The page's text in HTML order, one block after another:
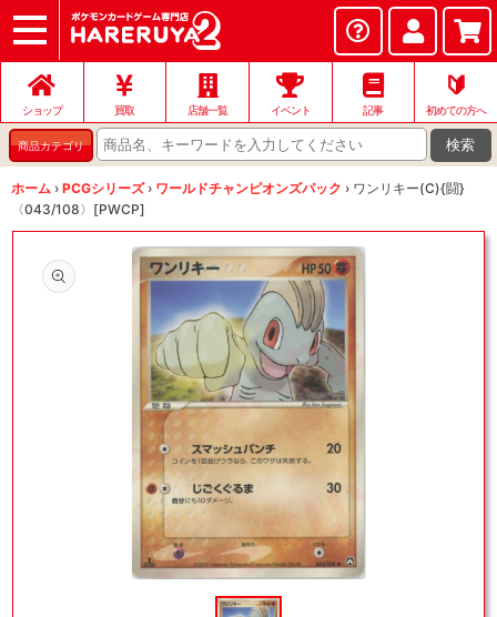
ショップ
店頭買取
ネット買取
店舗一覧
イベント
お問い合わせ
ショップ 買取 店舗一覧 イベント 記事
🔰
初めての方へ
商品カテゴリ 検索
ホーム › PCGシリーズ › ワールドチャンピオンズパック › ワンリキー(C){闘}
〈043/108〉[PWCP]